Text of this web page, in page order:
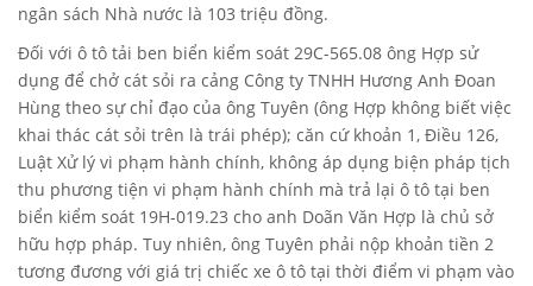
ngân sách Nhà nước là 103 triệu đồng.
Đối với ô tô tải ben biển kiểm soát 29C-565.08 ông Hợp sử
dụng để chở cát sỏi ra cảng Công ty TNHH Hương Anh Đoan
Hùng theo sự chỉ đạo của ông Tuyên (ông Hợp không biết việc
khai thác cát sỏi trên là trái phép); căn cứ khoản 1, Điều 126,
Luật Xử lý vi phạm hành chính, không áp dụng biện pháp tịch
thu phương tiện vi phạm hành chính mà trả lại ô tô tại ben
biển kiểm soát 19H-019.23 cho anh Doãn Văn Hợp là chủ sở
hữu hợp pháp. Tuy nhiên, ông Tuyên phải nộp khoản tiền 2
tương đương với giá trị chiếc xe ô tô tại thời điểm vi phạm vào